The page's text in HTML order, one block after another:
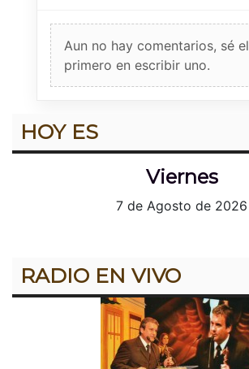
Aun no hay comentarios, sé el
primero en escribir uno.
HOY ES
Viernes
7 de Agosto de 2026
RADIO EN VIVO